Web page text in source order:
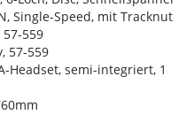
Single-Speed, mit Tracknut
559
57-559
Headset, semi-integriert, 1